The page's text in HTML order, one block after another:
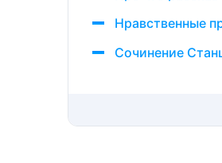
Нравственные
Сочинение